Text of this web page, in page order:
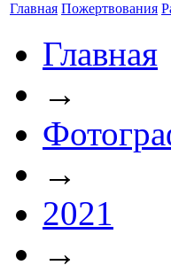
Главная Пожертвования
Главная
→
→
2021
→